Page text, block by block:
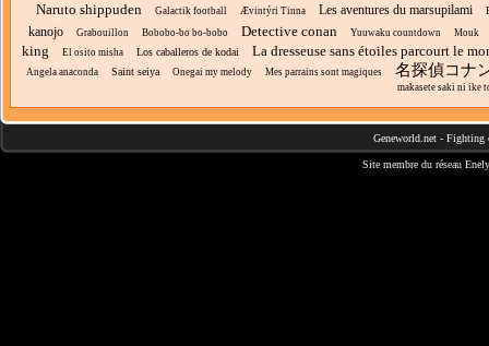
Naruto shippuden Galactik football Ævintýri Tinna Les aventures du marsupilami
kanojo Grabouillon Bobobo-bo bo-bobo Detective conan Yuuwaku countdown Mouk
king El osito misha Los caballeros de kodai La dresseuse sans étoiles parcourt le
Angela anaconda Saint seiya Onegai my melody Mes parrains sont magiques 名探偵コナ
makasete saki ni ike
Geneworld.net - Fighting
Site membre du réseau